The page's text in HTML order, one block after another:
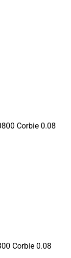
Corbie 0.08
Corbie 0.08